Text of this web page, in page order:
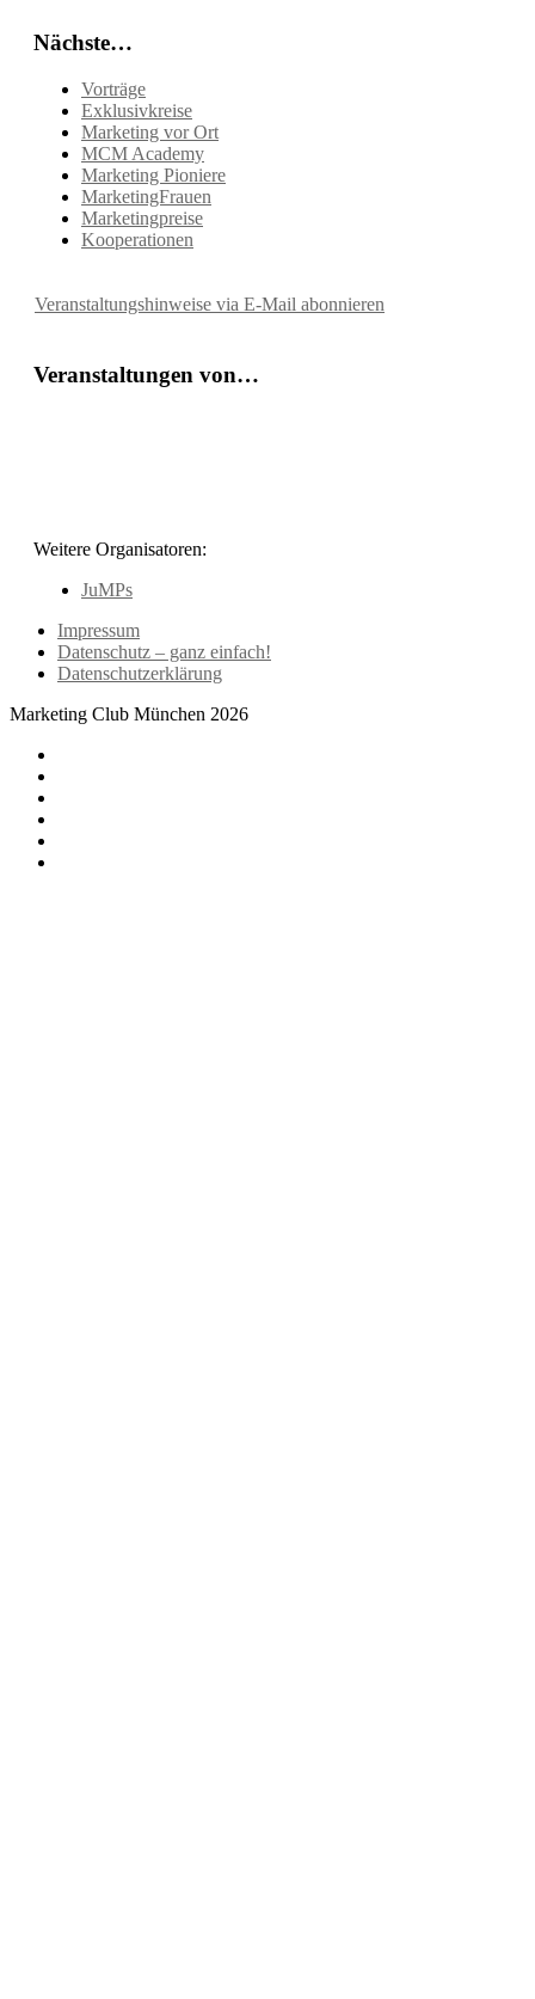
Nächste…
Vorträge
Exklusivkreise
Marketing vor Ort
MCM Academy
Marketing Pioniere
MarketingFrauen
Marketingpreise
Kooperationen
Veranstaltungshinweise via E-Mail abonnieren
Veranstaltungen von…
Weitere Organisatoren:
JuMPs
Impressum
Datenschutz – ganz einfach!
Datenschutzerklärung
Marketing Club München 2026